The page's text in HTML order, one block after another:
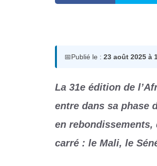
📅Publié le : 23 août 2025 à
La 31e édition de
entre dans sa phase
en
carré : le Mali, le